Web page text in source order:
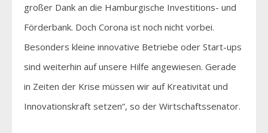
großer Dank an die Hamburgische Investitions- und
Förderbank. Doch Corona ist noch nicht vorbei.
Besonders kleine innovative Betriebe oder Start-ups
sind weiterhin auf unsere Hilfe angewiesen. Gerade
in Zeiten der Krise müssen wir auf Kreativität und
Innovationskraft setzen“, so der Wirtschaftssenator.